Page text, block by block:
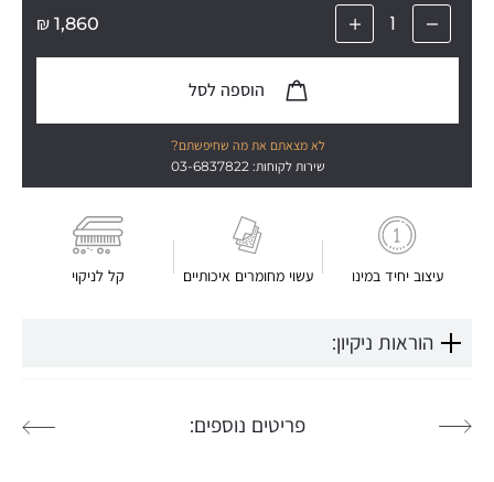
עיצוב יחיד במינו עשוי מחומרים איכותיים קל לניקוי
1,860
₪
לא מצאתם את מה שחיפשתם?
שירות לקוחות: 03-6837822
הוראות ניקיון:
פריטים נוספים: